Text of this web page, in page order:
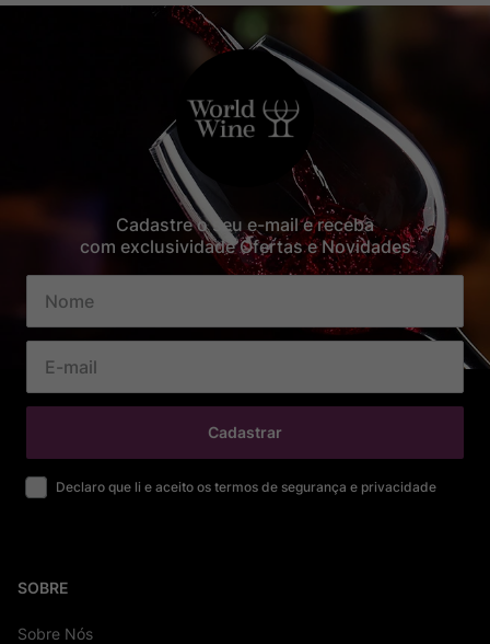
Cadastre o seu e-mail e receba
com exclusividade Ofertas e Novidades
Cadastrar
Declaro que li e aceito os termos de segurança e privacidade
SOBRE
Sobre Nós